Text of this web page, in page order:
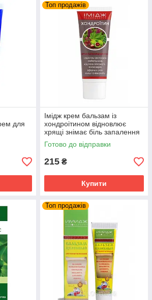
для
Топ продажів
Імідж крем бальзам із
хондроітином відновлює
хрящі знімає біль запалення
суглобів та м'язів
Готово до відправки
215 ₴
Купити
Топ продажів